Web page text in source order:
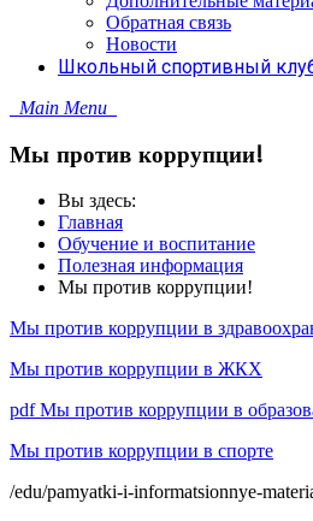
Обратная связь
Новости
Школьный спортивный
Main Menu
Мы против коррупции!
Вы здесь:
Главная
Обучение и воспитание
Полезная информация
Мы против коррупции!
Мы против коррупции в
Мы против коррупции в ЖКХ
pdfМы против коррупции в
Мы против коррупции в спорте
/edu/pamyatki-i-informatsionnye-